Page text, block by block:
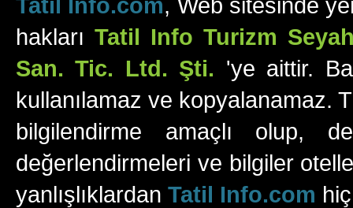
hakları Tatil Info Turizm
San. Tic. Ltd. Şti. 'ye aittir.
kullanılamaz ve kopyalanamaz.
bilgilendirme amaçlı olup,
değerlendirmeleri ve bilgiler
yanlışlıklardan Tatil Info.com